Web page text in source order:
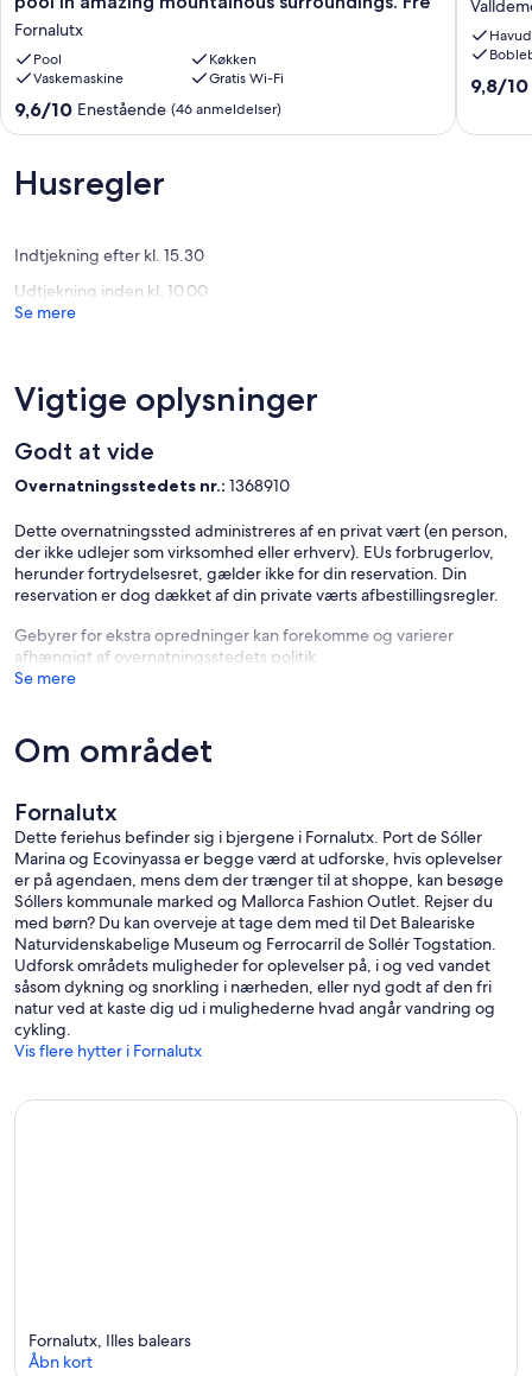
Impressive
villa
with
a
private
pool
amazing
mountainous
Fornalutx
Fornalutx
Pool
Køkken
Vaskemaskine
Gratis Wi-Fi
9.6
ud
10,
Enestående,
9,6/10 Enestående (46 anmeldelser)
Villa
9.8
9,8/10
Husregler
Indtjekning efter kl. 15.30
Udtjekning inden kl. 10.00
Se mere
Vigtige oplysninger
Godt at vide
Overnatningsstedets nr.: 1368910
Dette overnatningssted administreres af en privat vært (en person,
der ikke udlejer som virksomhed eller erhverv). EUs forbrugerlov,
herunder fortrydelsesret, gælder ikke for din reservation. Din
reservation er dog dækket af din private værts afbestillingsregler.
Gebyrer for ekstra opredninger kan forekomme og varierer
afhængigt af overnatningsstedets politik
Se mere
Om området
Fornalutx
Dette feriehus befinder sig i bjergene i Fornalutx. Port de Sóller
Marina og Ecovinyassa er begge værd at udforske, hvis oplevelser
er på agendaen, mens dem der trænger til at shoppe, kan besøge
Sóllers kommunale marked og Mallorca Fashion Outlet. Rejser du
med børn? Du kan overveje at tage dem med til Det Baleariske
Naturvidenskabelige Museum og Ferrocarril de Sollér Togstation.
Udforsk områdets muligheder for oplevelser på, i og ved vandet
såsom dykning og snorkling i nærheden, eller nyd godt af den fri
natur ved at kaste dig ud i mulighederne hvad angår vandring og
cykling.
Vis flere hytter i Fornalutx
Fornalutx, Illes balears
Åbn kort